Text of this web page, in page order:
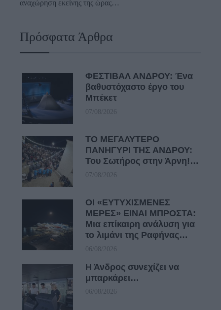
αναχώρηση εκείνης της ώρας…
Πρόσφατα Άρθρα
ΦΕΣΤΙΒΑΛ ΑΝΔΡΟΥ: Ένα
βαθυστόχαστο έργο του
Μπέκετ
07/08/2026
ΤΟ ΜΕΓΑΛΥΤΕΡΟ
ΠΑΝΗΓΥΡΙ ΤΗΣ ΑΝΔΡΟΥ:
Του Σωτήρος στην Άρνη!…
07/08/2026
ΟΙ «ΕΥΤΥΧΙΣΜΕΝΕΣ
ΜΕΡΕΣ» ΕΙΝΑΙ ΜΠΡΟΣΤΑ:
Μια επίκαιρη ανάλυση για
το λιμάνι της Ραφήνας…
06/08/2026
Η Άνδρος συνεχίζει να
μπαρκάρει…
06/08/2026